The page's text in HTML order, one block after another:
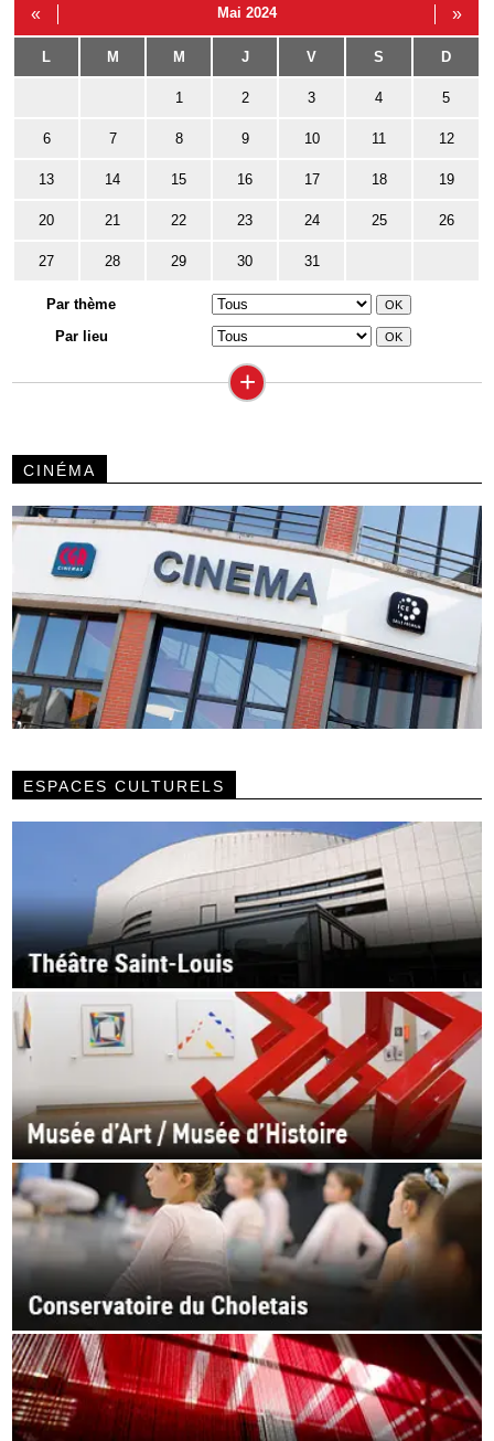
« Mai 2024 »
L M M J V S D
1 2 3 4 5
6 7 8 9 10 11 12
13 14 15 16 17 18 19
20 21 22 23 24 25 26
27 28 29 30 31
Par thème
Par lieu
+
CINÉMA
ESPACES CULTURELS